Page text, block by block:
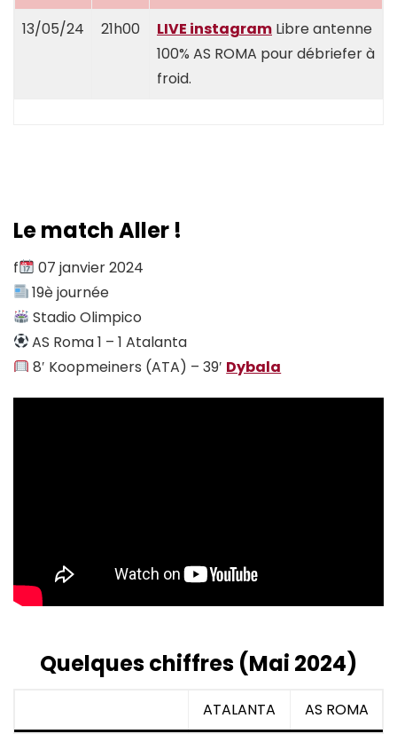
13/05/24
21h00 LIVE instagram Libre antenne
100% AS ROMA pour débriefer à
froid.
Le match Aller !
f
07 janvier 2024
19è journée
Stadio Olimpico
AS Roma 1 – 1 Atalanta
8′ Koopmeiners (ATA) – 39′ Dybala
Quelques chiffres (Mai 2024)
ATALANTA AS ROMA